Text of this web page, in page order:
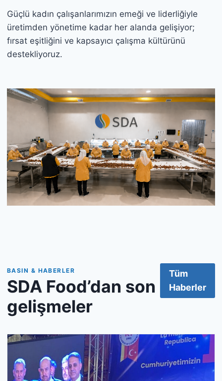
Güçlü kadın çalışanlarımızın emeği ve liderliğiyle
üretimden yönetime kadar her alanda gelişiyor;
fırsat eşitliğini ve kapsayıcı çalışma kültürünü
destekliyoruz.
BASIN & HABERLER
SDA Food’dan son
gelişmeler
Tüm
Haberler